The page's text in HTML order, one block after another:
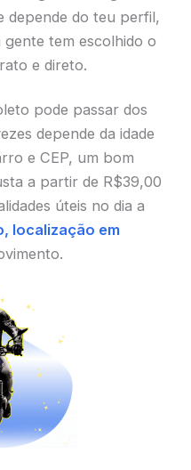
depende do teu perfil,
tem escolhido o
e direto.
pode passar dos
depende da idade
e CEP, um bom
a partir de R$39,00
úteis no dia a
localização em